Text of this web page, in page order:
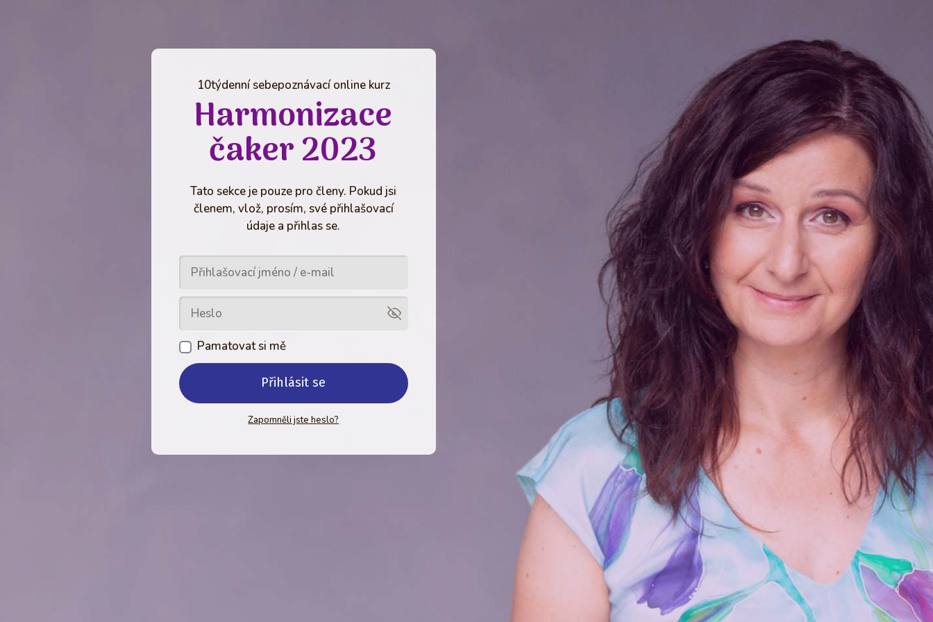
10týdenní sebepoznávací online kurz
Harmonizace
čaker 2023
Tato sekce je pouze pro členy. Pokud jsi
členem, vlož, prosím, své přihlašovací
údaje a přihlas se.
Pamatovat si mě
Přihlásit se
Zapomněli jste heslo?